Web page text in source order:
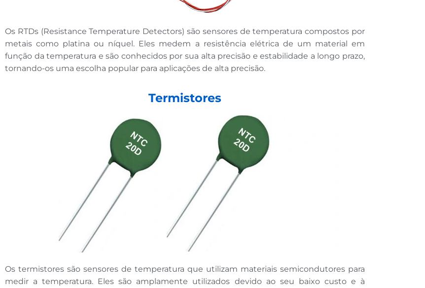
Os RTDs (Resistance Temperature Detectors) são sensores de temperatura compostos por
metais como platina ou níquel. Eles medem a resistência elétrica de um material em
função da temperatura e são conhecidos por sua alta precisão e estabilidade a longo prazo,
tornando-os uma escolha popular para aplicações de alta precisão.
Termistores
Os termistores são sensores de temperatura que utilizam materiais semicondutores para
medir a temperatura. Eles são amplamente utilizados devido ao seu baixo custo e à